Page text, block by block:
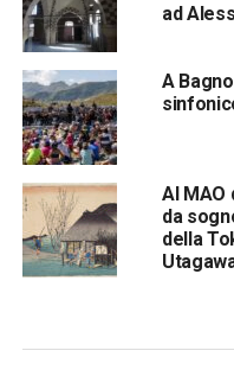
ad
A
Al MAO
da
della